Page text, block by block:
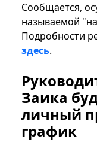
Сообщается,
называемой
Подробности
здесь.
Заика
личный
график